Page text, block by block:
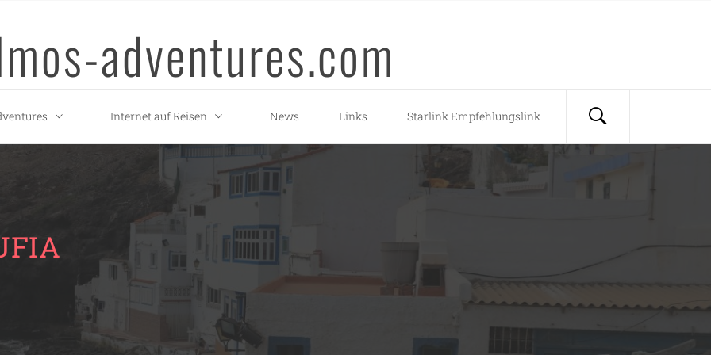
adventures.com
Internet auf Reisen News Links Starlink Empfehlungslink